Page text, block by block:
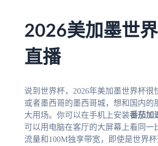
2026美加墨世
直播
说到世界杯，2026年美加墨世界杯
或者墨西哥的墨西哥城，想和国内
大用场。你可以在手机上安装番茄加
可以用电脑在客厅的大屏幕上看同
流量和100M独享带宽，即使是世界